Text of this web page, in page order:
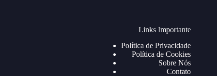
Links Importante
Política de Privacidade
Política de Cookies
Sobre Nós
Contato